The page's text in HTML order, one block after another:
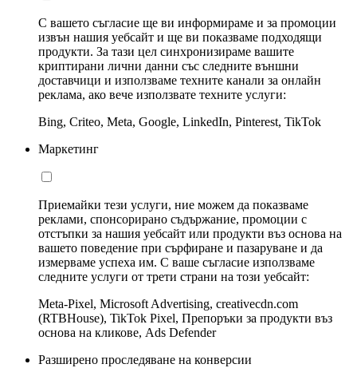
С вашето съгласие ще ви информираме и за промоции
извън нашия уебсайт и ще ви показваме подходящи
продукти. За тази цел синхронизираме вашите
криптирани лични данни със следните външни
доставчици и използваме техните канали за онлайн
реклама, ако вече използвате техните услуги:
Bing, Criteo, Meta, Google, LinkedIn, Pinterest, TikTok
Маркетинг
Приемайки тези услуги, ние можем да показваме
реклами, спонсорирано съдържание, промоции с
отстъпки за нашия уебсайт или продукти въз основа на
вашето поведение при сърфиране и пазаруване и да
измерваме успеха им. С ваше съгласие използваме
следните услуги от трети страни на този уебсайт:
Meta-Pixel, Microsoft Advertising, creativecdn.com
(RTBHouse), TikTok Pixel, Препоръки за продукти въз
основа на кликове, Ads Defender
Разширено проследяване на конверсии